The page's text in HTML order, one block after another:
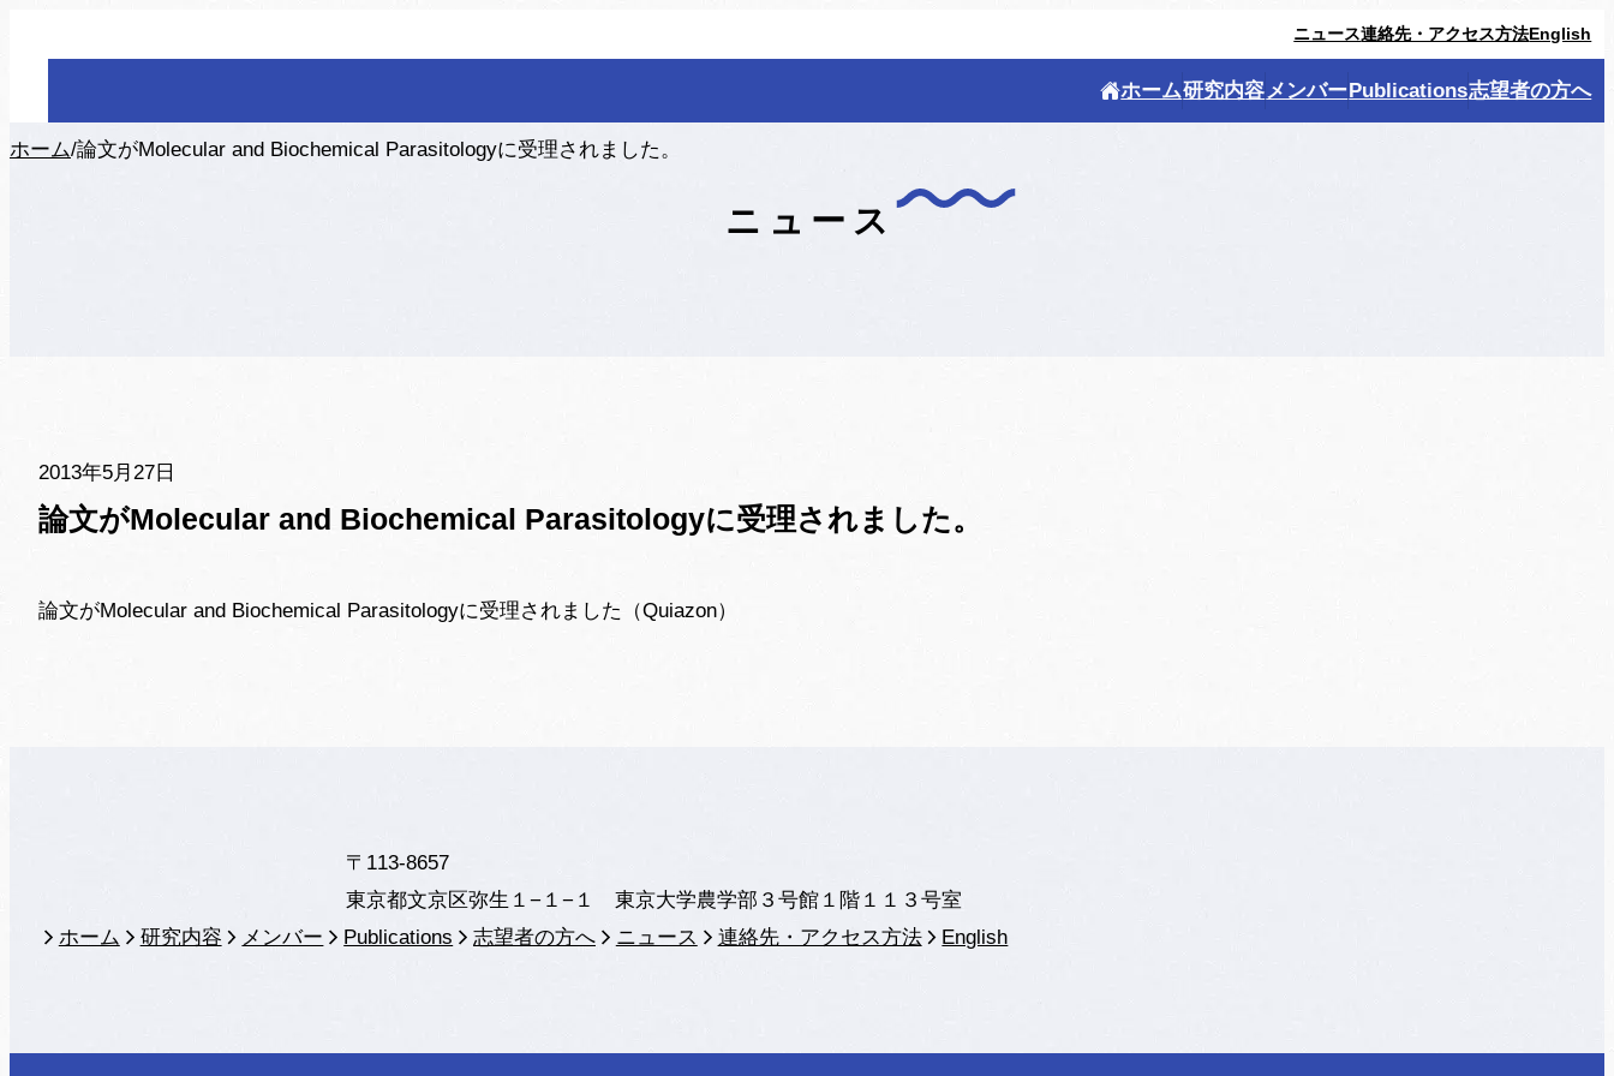
ニュース連絡先・アクセス方法English
ホーム研究内容 メンバーPublications志望者の方へ
ニュース
ホーム/論文がMolecular and Biochemical Parasitologyに受理されました。
2013年5月27日
論文がMolecular and Biochemical Parasitologyに受理されました。
論文がMolecular and Biochemical Parasitologyに受理されました（Quiazon）
〒113-8657
東京都文京区弥生１−１−１ 東京大学農学部３号館１階１１３号室
ホーム
研究内容 メンバー Publications 志望者の方へ ニュース 連絡先・アクセス方法 English